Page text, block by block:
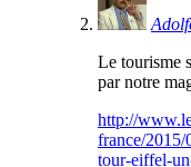
Le tourisme
par notre
http://
france/
tour-eiffel-